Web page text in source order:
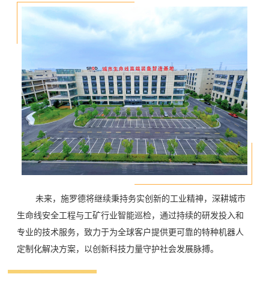
未来，施罗德将继续秉持务实创新的工业精神，深耕城市
生命线安全工程与工矿行业智能巡检，通过持续的研发投入和
专业的技术服务，致力于为全球客户提供更可靠的特种机器人
定制化解决方案，以创新科技力量守护社会发展脉搏。